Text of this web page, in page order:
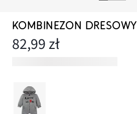
KOMBINEZON DRESOWY
82,99 zł